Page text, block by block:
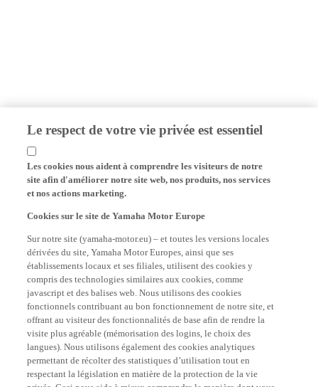
Le respect de votre vie privée est essentiel
Les cookies nous aident à comprendre les visiteurs de notre
site afin d'améliorer notre site web, nos produits, nos services
et nos actions marketing.
dérivées du site, Yamaha Motor Europes, ainsi que ses
établissements locaux et ses filiales, utilisent des cookies y
compris des technologies similaires aux cookies, comme
javascript et des balises web. Nous utilisons des cookies
fonctionnels contribuant au bon fonctionnement de notre site, et
offrant au visiteur des fonctionnalités de base afin de rendre la
visite plus agréable (mémorisation des logins, le choix des
langues). Nous utilisons également des cookies analytiques
permettant de récolter des statistiques d’utilisation tout en
respectant la législation en matière de la protection de la vie
privée. Ceci nous aide à mieux comprendre la manière dont vous